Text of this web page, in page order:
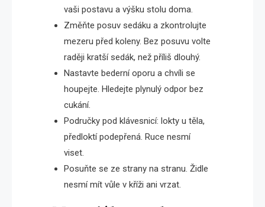
vaši postavu a výšku stolu doma.
Změňte posuv sedáku a zkontrolujte
mezeru před koleny. Bez posuvu volte
raději kratší sedák, než příliš dlouhý.
Nastavte bederní oporu a chvíli se
houpejte. Hledejte plynulý odpor bez
cukání.
Područky pod klávesnicí: lokty u těla,
předloktí podepřená. Ruce nesmí
viset.
Posuňte se ze strany na stranu. Židle
nesmí mít vůle v kříži ani vrzat.